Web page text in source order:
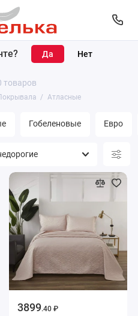
?
товаров
Атласные
Гобеленовые Евро
3899.40 ₽